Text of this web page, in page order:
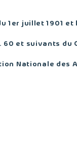
1er juillet 1901 et
et suivants du
Nationale